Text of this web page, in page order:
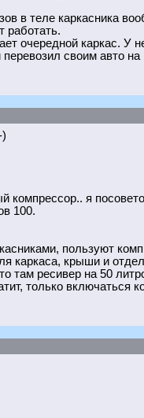
в теле каркасника
работать.
очередной каркас. У
своим авто
компрессор.. я
100.
пользуют
каркаса, крыши и
там ресивер на 50
только включаться